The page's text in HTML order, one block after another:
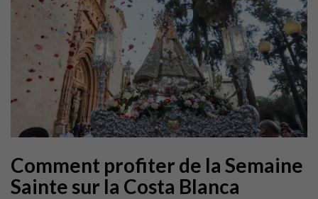
Comment profiter de la Semaine
Sainte sur la Costa Blanca